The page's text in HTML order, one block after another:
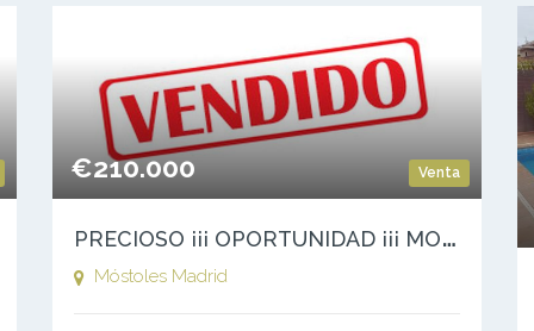
Venta
€210.000
P
RECIOSO ¡¡¡ OPORTUNIDAD ¡¡¡ MOSTOLES -PAU4
Móstoles Madrid